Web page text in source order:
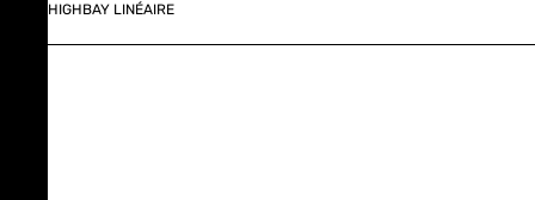
HIGHBAY LINÉAIRE